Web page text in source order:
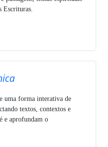
Escrituras.
uma forma interativa de
textos, contextos e
e aprofundam o